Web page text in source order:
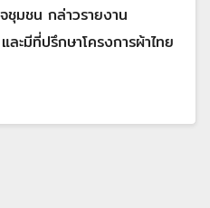
มชน กล่าวรายงาน
ะมีที่ปรึกษาโครงการผ้าไทย